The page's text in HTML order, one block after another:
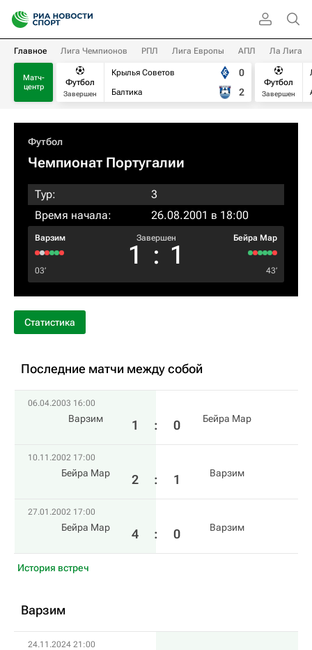
Главное Лига Чемпионов РПЛ Лига Европы АПЛ Ла Лига
Матч-
центр
Футбол
Завершен
Крылья Советов
Балтика
0
2
Футбол
Завершен
Футбол
Чемпионат Португалии
Тур:
3
Время начала:
26.08.2001 в 18:00
Варзим Завершен
1 : 1
Бейра Мар
03‎’‎ 43‎’‎
Статистика
Последние матчи между собой
06.04.2003 16:00
Варзим 1 : 0 Бейра Мар
10.11.2002 17:00
Бейра Мар 2 : 1 Варзим
27.01.2002 17:00
Бейра Мар 4 : 0 Варзим
История встреч
Варзим
24.11.2024 21:00